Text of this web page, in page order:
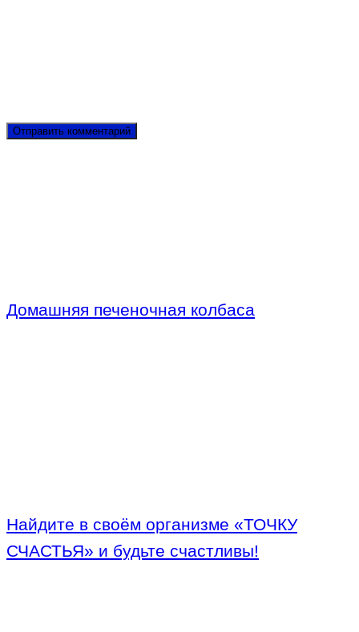
Домашняя печеночная колбаса
Найдите в своём организме «ТОЧКУ
СЧАСТЬЯ» и будьте счастливы!